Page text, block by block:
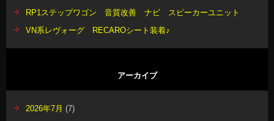
RP1ステップワゴン 音質改善 ナビ スピーカーユニット
VN系レヴォーグ RECAROシート装着♪
アーカイブ
2026年7月 (7)